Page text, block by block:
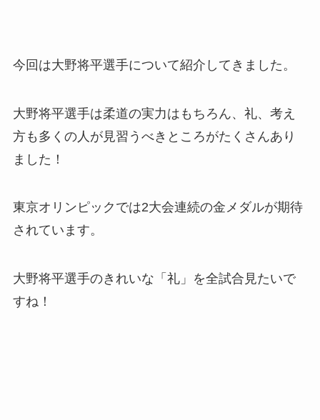
今回は大野将平選手について紹介してきました。
大野将平選手は柔道の実力はもちろん、礼、考え
方も多くの人が見習うべきところがたくさんあり
ました！
東京オリンピックでは2大会連続の金メダルが期待
されています。
大野将平選手のきれいな「礼」を全試合見たいで
すね！